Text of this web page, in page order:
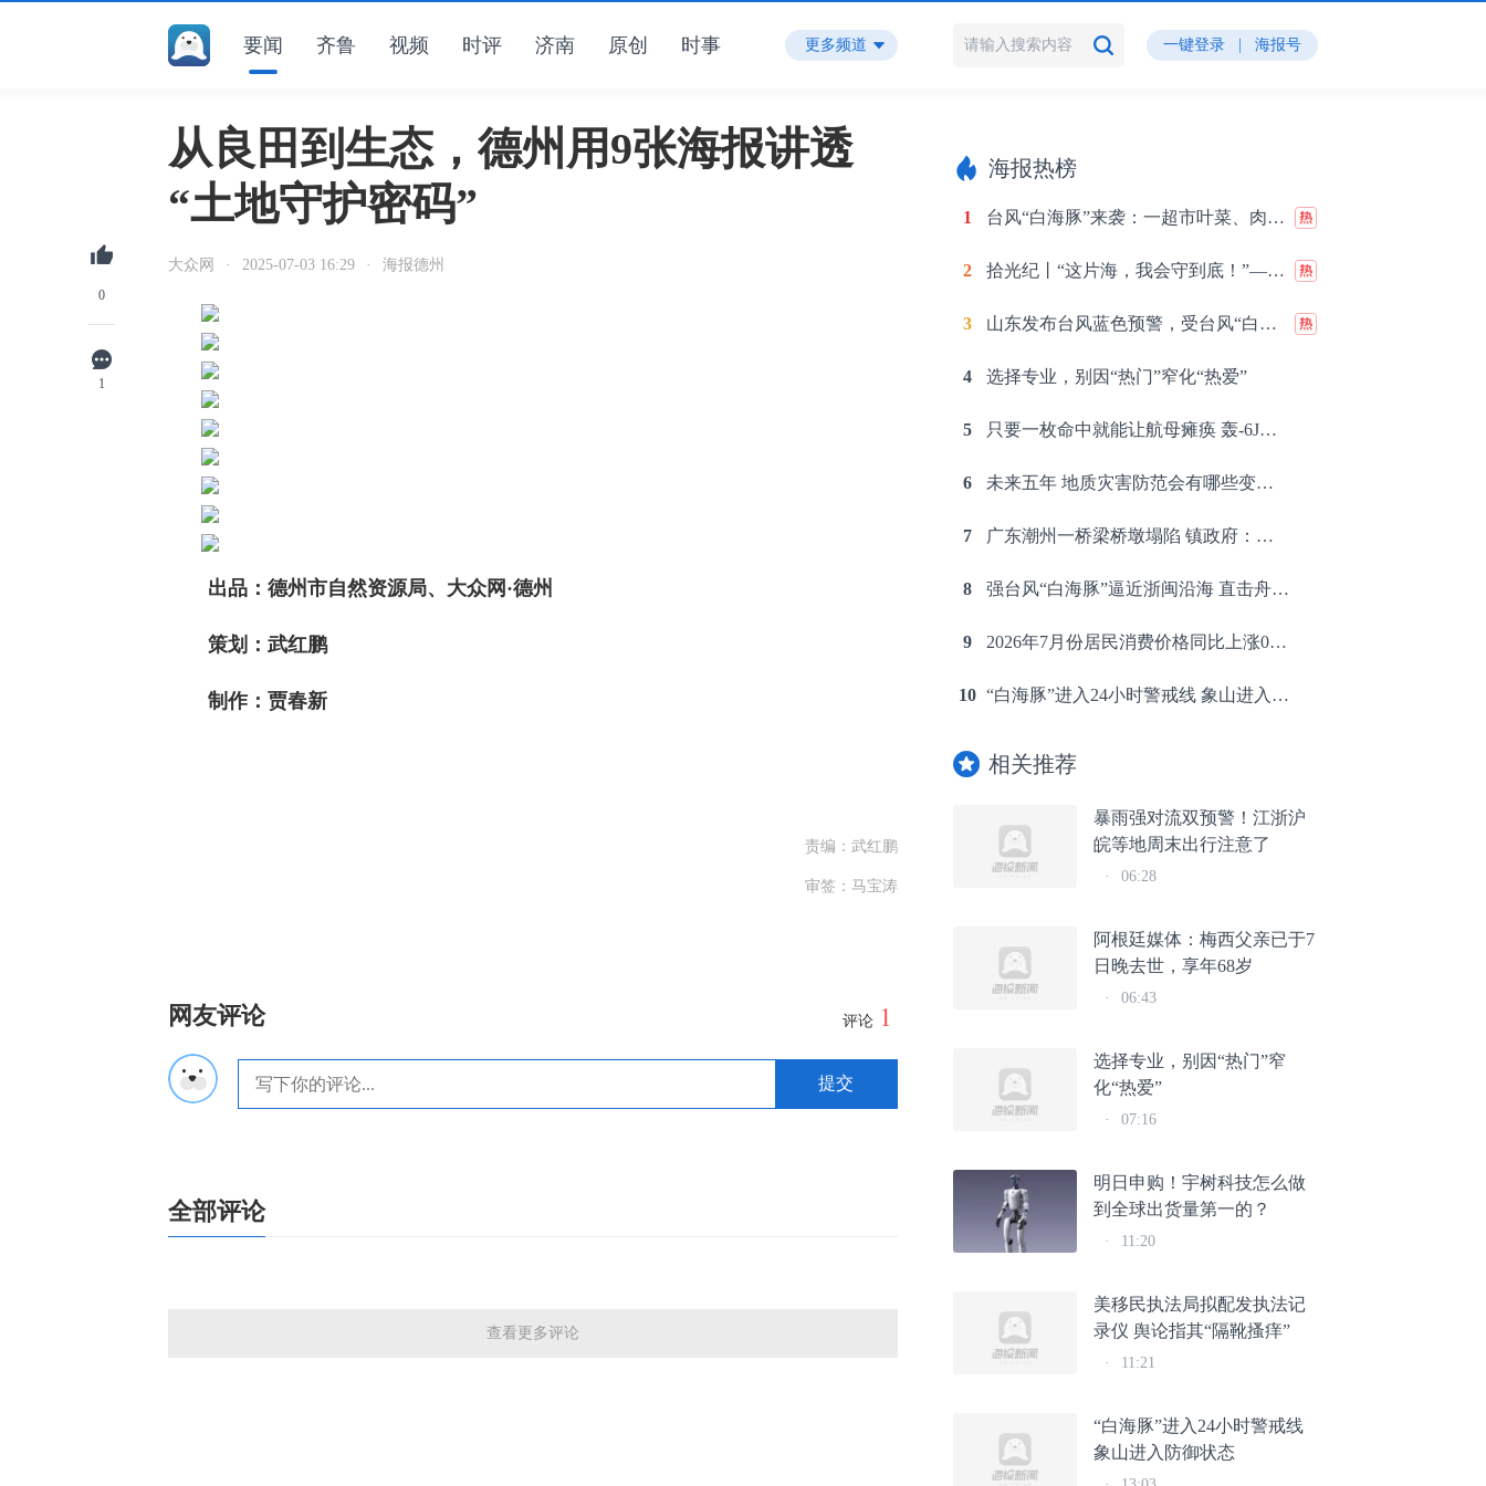
要闻 齐鲁 视频 时评 济南 原创 时事 更多频道 一键登录 海报号
0
1
从良田到生态，德州用9张海报讲透
“土地守护密码”
大众网 · 2025-07-03 16:29 · 海报德州
出品：德州市自然资源局、大众网·德州
策划：武红鹏
制作：贾春新
责编：武红鹏
审签：马宝涛
网友评论 评论 1
全部评论
查看更多评论
海报热榜
1 台风“白海豚”来袭：一超市叶菜、肉类三小时售罄，上午就完成了一天的营业额
2 拾光纪丨“这片海，我会守到底！”——渤海第一哨，带着鱼梭守海的“95后”民警
3 山东发布台风蓝色预警，受台风“白海豚”影响11—14日将有大范围强降雨
4 选择专业，别因“热门”窄化“热爱”
5 只要一枚命中就能让航母瘫痪 轰-6J实力有多强？
6 未来五年 地质灾害防范会有哪些变化？
7 广东潮州一桥梁桥墩塌陷 镇政府：未造成人员伤亡，现已禁止通行
8 强台风“白海豚”逼近浙闽沿海 直击舟山最新画面
9 2026年7月份居民消费价格同比上涨0.5%
10 “白海豚”进入24小时警戒线 象山进入防御状态
相关推荐
暴雨强对流双预警！江浙沪
皖等地周末出行注意了
· 06:28
阿根廷媒体：梅西父亲已于7
日晚去世，享年68岁
· 06:43
选择专业，别因“热门”窄
化“热爱”
· 07:16
明日申购！宇树科技怎么做
到全球出货量第一的？
· 11:20
美移民执法局拟配发执法记
录仪 舆论指其“隔靴搔痒”
· 11:21
“白海豚”进入24小时警戒线
象山进入防御状态